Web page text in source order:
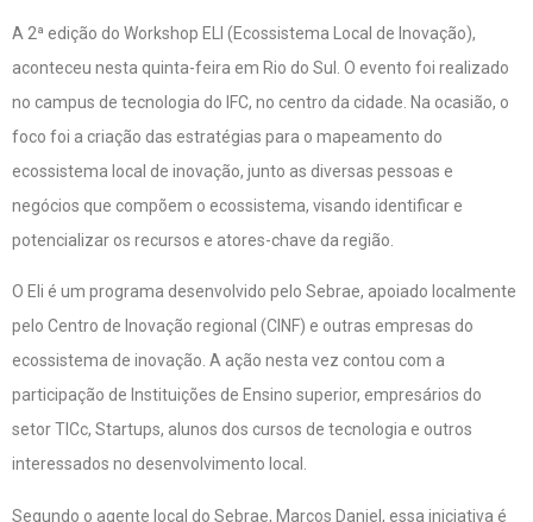
A 2ª edição do Workshop ELI (Ecossistema Local de Inovação),
aconteceu nesta quinta-feira em Rio do Sul. O evento foi realizado
no campus de tecnologia do IFC, no centro da cidade. Na ocasião, o
foco foi a criação das estratégias para o mapeamento do
ecossistema local de inovação, junto as diversas pessoas e
negócios que compõem o ecossistema, visando identificar e
potencializar os recursos e atores-chave da região.
O Eli é um programa desenvolvido pelo Sebrae, apoiado localmente
pelo Centro de Inovação regional (CINF) e outras empresas do
ecossistema de inovação. A ação nesta vez contou com a
participação de Instituições de Ensino superior, empresários do
setor TICc, Startups, alunos dos cursos de tecnologia e outros
interessados no desenvolvimento local.
Segundo o agente local do Sebrae, Marcos Daniel, essa iniciativa é